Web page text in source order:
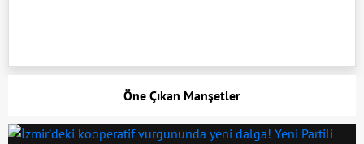
Öne Çıkan Manşetler